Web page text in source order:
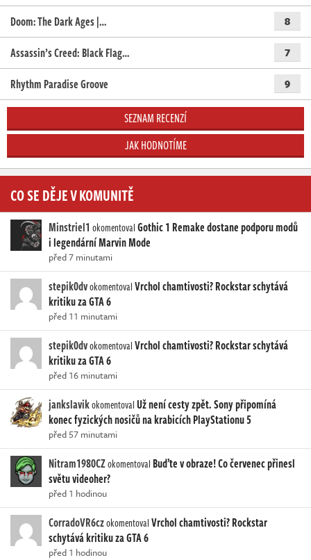
Doom: The Dark Ages |… 8
Assassin’s Creed: Black Flag… 7
Rhythm Paradise Groove 9
SEZNAM RECENZÍ
JAK HODNOTÍME
CO SE DĚJE V KOMUNITĚ
Minstriel1 okomentovalGothic 1 Remake dostane podporu modů
i legendární Marvin Mode
před 7 minutami
stepik0dvokomentovalVrchol chamtivosti? Rockstar schytává
kritiku za GTA 6
před 11 minutami
stepik0dvokomentovalVrchol chamtivosti? Rockstar schytává
kritiku za GTA 6
před 16 minutami
jankslavikokomentovalUž není cesty zpět. Sony připomíná
konec fyzických nosičů na krabicích PlayStationu 5
před 57 minutami
Nitram1980CZokomentoval Buďte v obraze! Co červenec přinesl
světu videoher?
před 1 hodinou
CorradoVR6czokomentovalVrchol chamtivosti? Rockstar
schytává kritiku za GTA 6
před 1 hodinou